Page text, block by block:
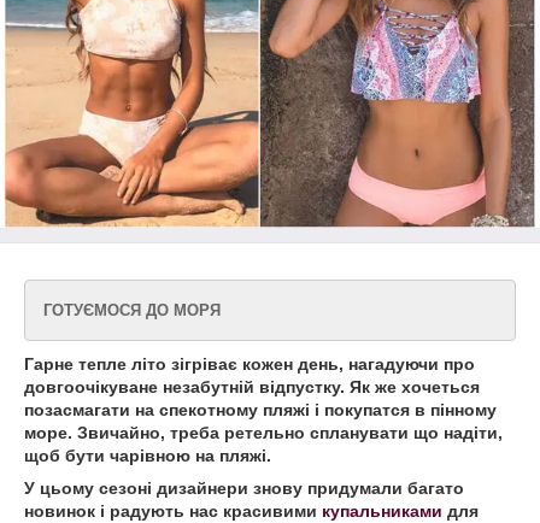
ГОТУЄМОСЯ ДО МОРЯ
Гарне тепле літо зігріває кожен день, нагадуючи про
довгоочікуване незабутній відпустку. Як же хочеться
позасмагати на спекотному пляжі і покупатся в пінному
море. Звичайно, треба ретельно спланувати що надіти,
щоб бути чарівною на пляжі.
У цьому сезоні дизайнери знову придумали багато
новинок і радують нас красивими купальниками для